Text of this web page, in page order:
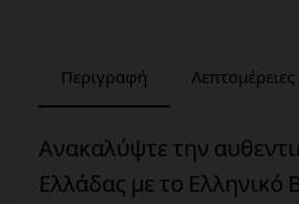
Περιγραφή Λεπτομέρειες
Ανακαλύψτε την
Ελλάδας με το Ελληνικό